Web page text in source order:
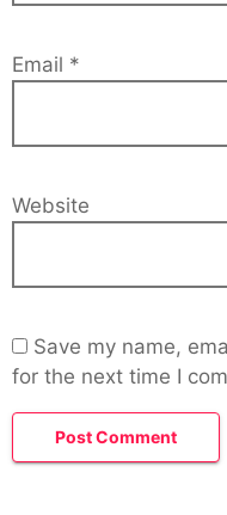
Email *
Website
Save my name,
for the next time I